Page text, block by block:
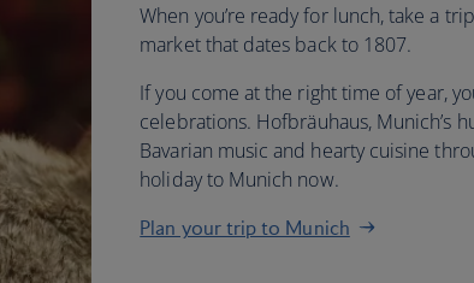
When you’re ready for lunch, take a
market that dates back to 1807.
If you come at the right time of year,
celebrations. Hofbräuhaus, Munich’s
Bavarian music and hearty cuisine
holiday to Munich now.
Plan your trip to Munich